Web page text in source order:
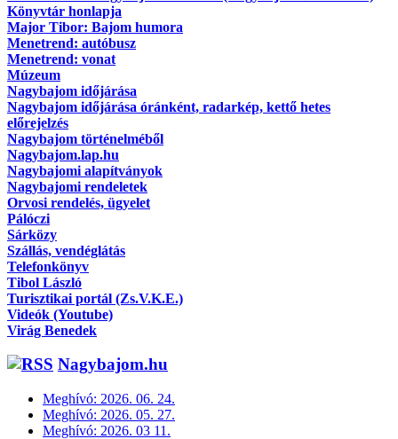
Könyvtár honlapja
Major Tibor: Bajom humora
Menetrend: autóbusz
Menetrend: vonat
Múzeum
Nagybajom időjárása
Nagybajom időjárása óránként, radarkép, kettő hetes
előrejelzés
Nagybajom történelméből
Nagybajom.lap.hu
Nagybajomi alapítványok
Nagybajomi rendeletek
Orvosi rendelés, ügyelet
Pálóczi
Sárközy
Szállás, vendéglátás
Telefonkönyv
Tibol László
Turisztikai portál (Zs.V.K.E.)
Videók (Youtube)
Virág Benedek
Nagybajom.hu
Meghívó: 2026. 06. 24.
Meghívó: 2026. 05. 27.
Meghívó: 2026. 03 11.